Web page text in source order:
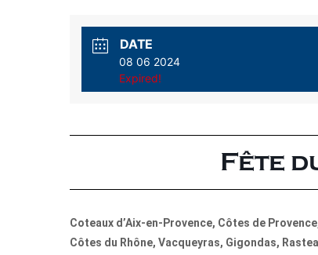
DATE
08 06 2024
Expired!
Fête
Coteaux d’Aix-en-Provence, Côtes de
Côtes du Rhône, Vacqueyras, Gigondas,